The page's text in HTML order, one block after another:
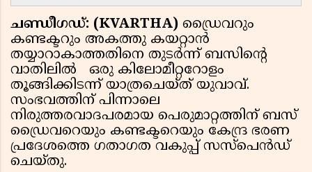
ചണ്ഡീഗഡ്: (KVARTHA) ഡ്രൈവറും
കണ്ടക്ടറും അകത്തു കയറ്റാൻ
തയ്യാറാകാത്തതിനെ തുടർന്ന് ബസിന്റെ
വാതിലിൽ ഒരു കിലോമീറ്ററോളം
തൂങ്ങിക്കിടന്ന് യാത്രചെയ്ത് യുവാവ്.
സംഭവത്തിന് പിന്നാലെ
നിരുത്തരവാദപരമായ പെരുമാറ്റത്തിന് ബസ്
ഡ്രൈവറെയും കണ്ടക്ടറെയും കേന്ദ്ര ഭരണ
പ്രദേശത്തെ ഗതാഗത വകുപ്പ് സസ്‌പെൻഡ്
ചെയ്തു.